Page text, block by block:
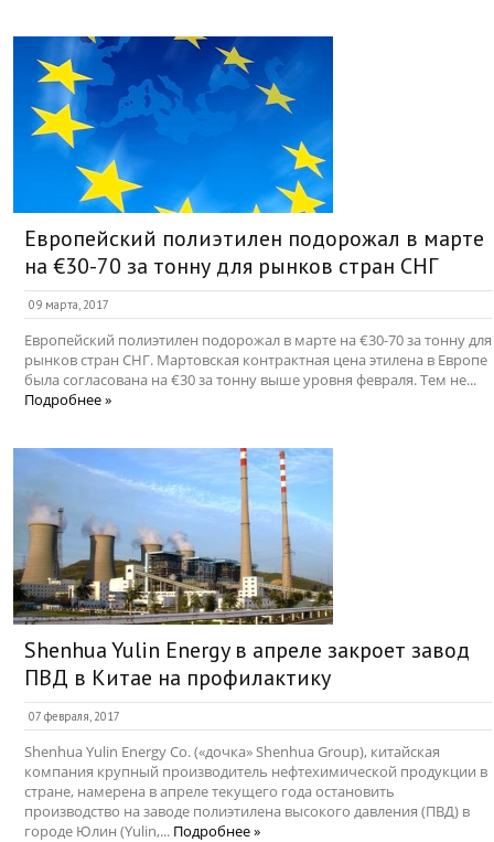
Европейский полиэтилен подорожал в марте
на €30-70 за тонну для рынков стран СНГ
09 марта, 2017
Европейский полиэтилен подорожал в марте на €30-70 за тонну для
рынков стран СНГ. Мартовская контрактная цена этилена в Европе
была согласована на €30 за тонну выше уровня февраля. Тем не...
Подробнее »
Shenhua Yulin Energy в апреле закроет завод
ПВД в Китае на профилактику
07 февраля, 2017
Shenhua Yulin Energy Co. («дочка» Shenhua Group), китайская
компания крупный производитель нефтехимической продукции в
стране, намерена в апреле текущего года остановить
производство на заводе полиэтилена высокого давления (ПВД) в
городе Юлин (Yulin,... Подробнее »